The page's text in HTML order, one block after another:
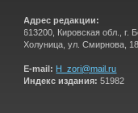
Адрес редакции:
613200, Кировская обл., г.
Холуница, ул. Смирнова, 18
E-mail: H_zori@mail.ru
Индекс издания: 51982